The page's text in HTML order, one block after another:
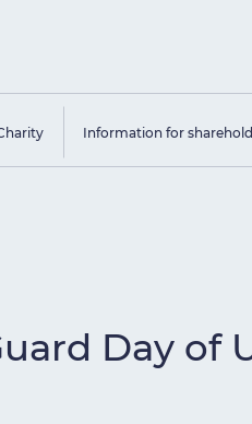
Information for
Day of